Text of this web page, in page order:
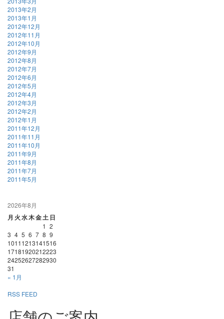
2013年2月
2013年1月
2012年12月
2012年11月
2012年10月
2012年9月
2012年8月
2012年7月
2012年6月
2012年5月
2012年4月
2012年3月
2012年2月
2012年1月
2011年12月
2011年11月
2011年10月
2011年9月
2011年8月
2011年7月
2011年5月
2026年8月
月 火水木金土 日
1 2
3 4 5 6 7 8 9
10111213141516
17181920212223
24252627282930
31
« 1月
RSS FEED